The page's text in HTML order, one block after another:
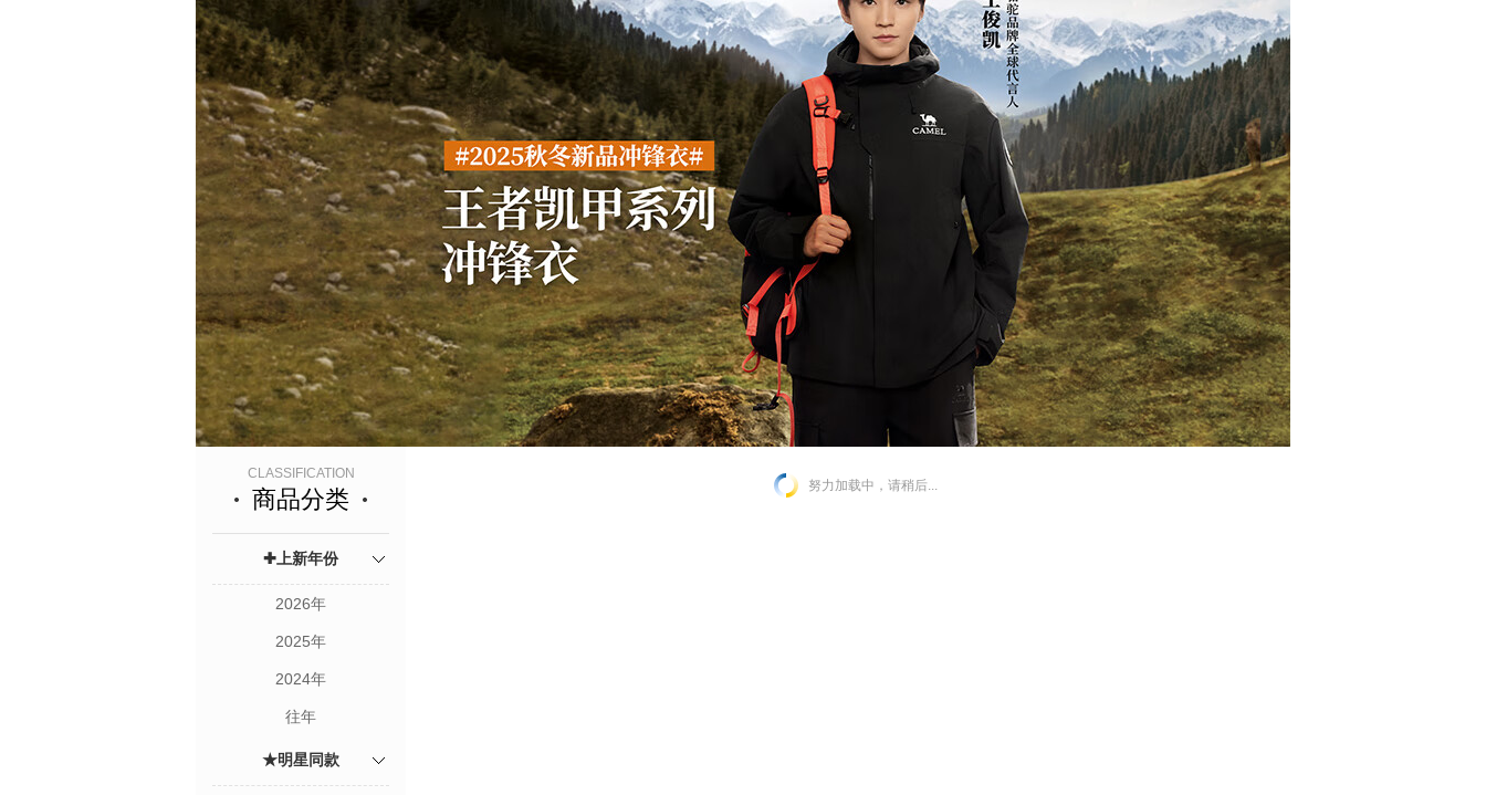
CLASSIFICATION
商品分类
✚上新年份
2026年
2025年
2024年
往年
★明星同款
努力加载中，请稍后...